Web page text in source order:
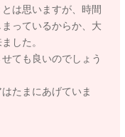
は思いますが、時間
っているからか、大
した。
ても良いのでしょう
たまにあげていま